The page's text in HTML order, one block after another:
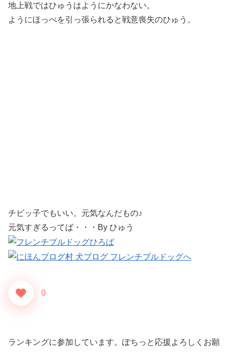
地上戦ではひゅうはようにかなわない。
ようにほっぺを引っ張られると戦意喪失のひゅう。
チビッ子でもいい。元気なんだもの♪
元気すぎるってば・・・By ひゅう
0
ランキングに参加しています。ぽちっと応援よろしくお願